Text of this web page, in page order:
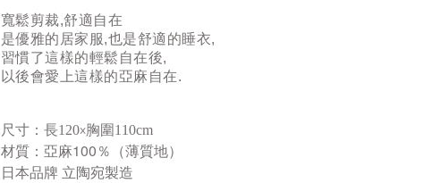
寬鬆剪裁,舒適自在
是優雅的居家服,也是舒適的睡衣,
習慣了這樣的輕鬆自在後,
以後會愛上這樣的亞麻自在.
尺寸：長120×胸圍110cm
材質：亞麻100 ％（薄質地）
日本品牌 立陶宛製造